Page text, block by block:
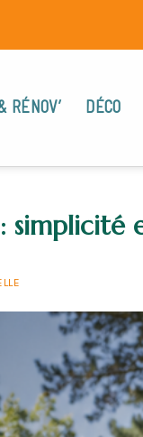
RÉNOV’ DÉCO
simplicité